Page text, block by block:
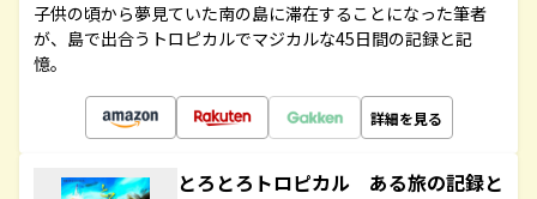
子供の頃から夢見ていた南の島に滞在することになった筆者
が、島で出合うトロピカルでマジカルな45日間の記録と記
憶。
詳細を見る
とろとろトロピカル ある旅の記録と